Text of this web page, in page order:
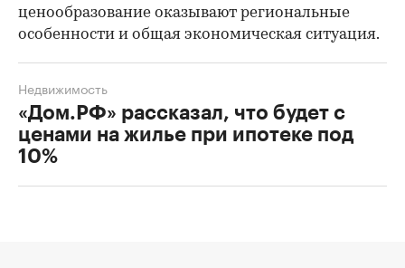
ценообразование оказывают региональные
особенности и общая экономическая ситуация.
«Дом.РФ» рассказал, что будет с
ценами на жилье при ипотеке под
10%
Недвижимость